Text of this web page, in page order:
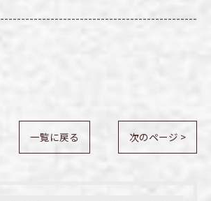
一覧に戻る 次のページ >